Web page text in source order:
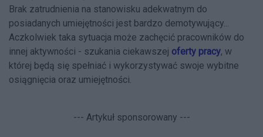
Brak zatrudnienia na stanowisku adekwatnym do
posiadanych umiejętności jest bardzo demotywujący...
Aczkolwiek taka sytuacja może zachęcić pracowników do
innej aktywności - szukania ciekawszej oferty pracy, w
której będą się spełniać i wykorzystywać swoje wybitne
osiągnięcia oraz umiejętności.
--- Artykuł sponsorowany ---